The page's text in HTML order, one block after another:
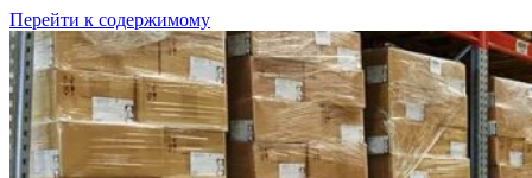
Перейти к содержимому